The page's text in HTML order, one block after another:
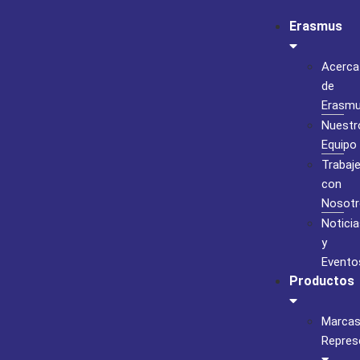
Erasmus
Acerca
de
Equipo
Trabaje
con
y
Productos
Marcas